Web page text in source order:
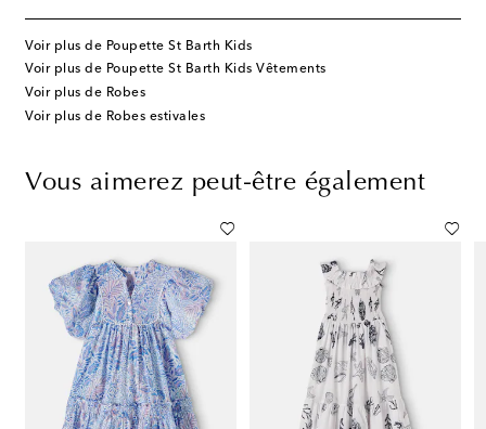
Voir plus de Poupette St Barth Kids
Voir plus de Poupette St Barth Kids Vêtements
Voir plus de Robes
Voir plus de Robes estivales
Vous aimerez peut-être également